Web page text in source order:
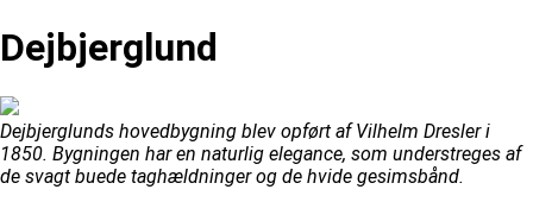
Dejbjerglund
Dejbjerglunds hovedbygning blev opført af Vilhelm Dresler i
1850. Bygningen har en naturlig elegance, som understreges af
de svagt buede taghældninger og de hvide gesimsbånd.